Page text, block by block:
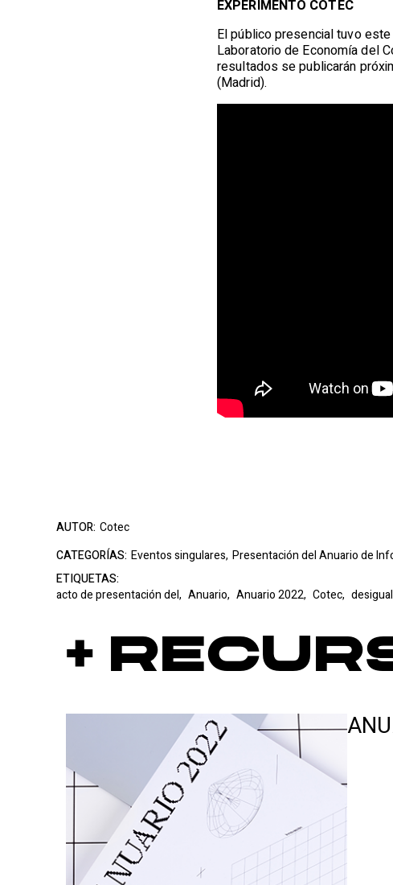
EXPERIMENTO COTEC
El público presencial tuvo
Laboratorio de Economía del
resultados se publicarán
(Madrid).
AUTOR: Cotec
CATEGORÍAS: Eventos singulares, Presentación del Anuario de
ETIQUETAS:
acto de presentación del, Anuario, Anuario 2022, Cotec,
+